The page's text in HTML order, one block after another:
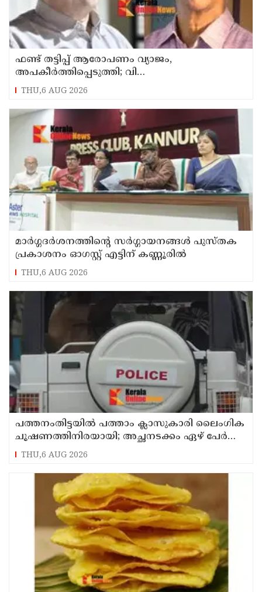
ഫണ്ട് തട്ടിപ്പ് ആരോപണം വ്യാജം,
അപകീർത്തിപ്പെടുത്തി; വി
കുഞ്ഞികൃഷ്ണനെതിരെ നിയമനടപടിയുമായി ടി
ഐ മധുസൂദനൻ
THU,6 AUG 2026
മാർഗ്ഗദർശനത്തിന്റെ സർഗ്ഗായനങ്ങൾ പുസ്തക
പ്രകാശനം ഓഗസ്റ്റ് എട്ടിന് കണ്ണൂരിൽ
THU,6 AUG 2026
പത്തനംതിട്ടയിൽ പത്താം ക്ലാസുകാരി ലൈംഗിക
ചൂഷണത്തിനിരയായി; അച്ഛനടക്കം ഏഴ് പേർ
പീഡിപ്പിച്ചെന്ന് പരാതി
THU,6 AUG 2026